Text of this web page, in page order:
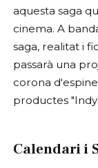
aquesta saga
cinema. A
saga, realitat i
passarà una
corona
productes
Calendari i